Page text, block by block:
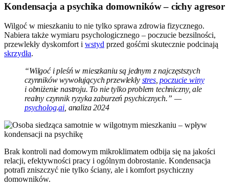
Kondensacja a psychika domowników – cichy agresor
Wilgoć w mieszkaniu to nie tylko sprawa zdrowia fizycznego.
Nabiera także wymiaru psychologicznego – poczucie bezsilności,
przewlekły dyskomfort i wstyd przed gośćmi skutecznie podcinają
skrzydła.
“Wilgoć i pleśń w mieszkaniu są jednym z najczęstszych
czynników wywołujących przewlekły stres,poczucie winy
i obniżenie nastroju. To nie tylko problem techniczny, ale
realny czynnik ryzyka zaburzeń psychicznych.” —
psycholog.ai, analiza 2024
Brak kontroli nad domowym mikroklimatem odbija się na jakości
relacji, efektywności pracy i ogólnym dobrostanie. Kondensacja
potrafi zniszczyć nie tylko ściany, ale i komfort psychiczny
domowników.